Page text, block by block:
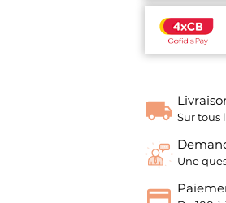
Sur tous
Une